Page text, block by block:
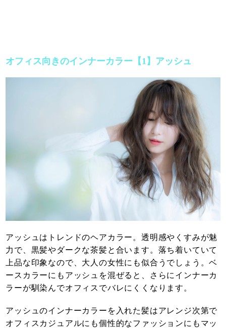
オフィス向きのインナーカラー【1】アッシュ
アッシュはトレンドのヘアカラー。透明感やくすみが魅
力で、黒髪やダークな茶髪と合います。落ち着いていて
上品な印象なので、大人の女性にも似合うでしょう。ベ
ースカラーにもアッシュを混ぜると、さらにインナーカ
ラーが馴染んでオフィスでバレにくくなります。
アッシュのインナーカラーを入れた髪はアレンジ次第で
オフィスカジュアルにも個性的なファッションにもマッ